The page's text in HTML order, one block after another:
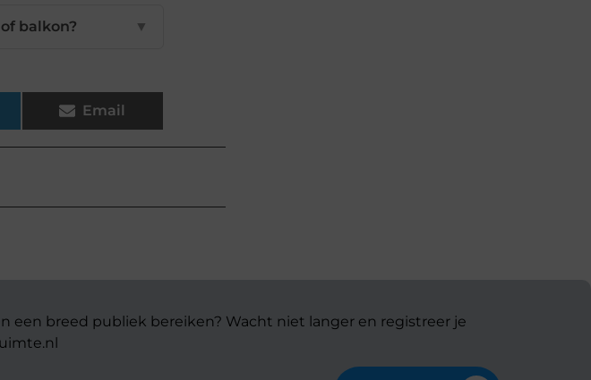
balkon? ▼
Email
een breed publiek bereiken? Wacht niet langer en registreer je